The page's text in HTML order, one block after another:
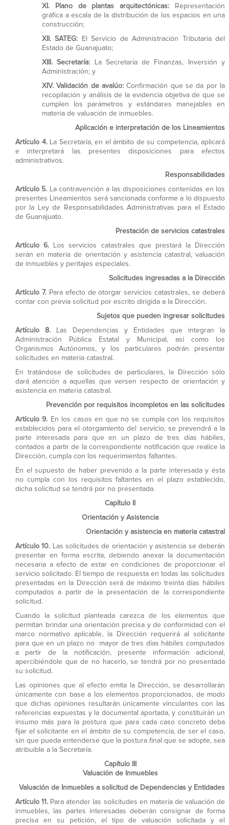
XI. Plano de plantas arquitectónicas: Representación
gráfica a escala de la distribución de los espacios en una
construcción;
XII.SATEG: El Servicio de Administración Tributaria del
Estado de Guanajuato;
XIII.Secretaría: La Secretaría de Finanzas, Inversión y
Administración; y
XIV.Validación de avalúo: Confirmación que se da por la
recopilación y análisis de la evidencia objetiva de que se
cumplen los parámetros y estándares manejables en
materia de valuación de inmuebles.
Aplicación e interpretación de los Lineamientos
Artículo 4.La Secretaría, en el ámbito de su competencia, aplicará
e interpretará las presentes disposiciones para efectos
administrativos.
Responsabilidades
Artículo 5. La contravención a las disposiciones contenidas en los
presentes Lineamientos será sancionada conforme a lo dispuesto
por la Ley de Responsabilidades Administrativas para el Estado
de Guanajuato.
Prestación de servicios catastrales
Artículo 6. Los servicios catastrales que prestará la Dirección
serán en materia de orientación y asistencia catastral, valuación
de inmuebles y peritajes especiales.
Solicitudes ingresadas a la Dirección
Artículo 7.Para efecto de otorgar servicios catastrales, se deberá
contar con previa solicitud por escrito dirigida a la Dirección.
Sujetos que pueden ingresar solicitudes
Artículo 8. Las Dependencias y Entidades que integran la
Administración Pública Estatal y Municipal, así como los
Organismos Autónomos, y los particulares podrán presentar
solicitudes en materia catastral.
En tratándose de solicitudes de particulares, la Dirección sólo
dará atención a aquellas que versen respecto de orientación y
asistencia en materia catastral.
Prevención por requisitos incompletos en las solicitudes
Artículo 9. En los casos en que no se cumpla con los requisitos
establecidos para el otorgamiento del servicio, se prevendrá a la
parte interesada para que en un plazo de tres días hábiles,
contados a partir de la correspondiente notificación que realice la
Dirección, cumpla con los requerimientos faltantes.
En el supuesto de haber prevenido a la parte interesada y ésta
no cumpla con los requisitos faltantes en el plazo establecido,
dicha solicitud se tendrá por no presentada.
Capítulo II
Orientación y Asistencia
Orientación y asistencia en materia catastral
Artículo 10. Las solicitudes de orientación y asistencia se deberán
presentar en forma escrita, debiendo anexar la documentación
necesaria a efecto de estar en condiciones de proporcionar el
servicio solicitado. El tiempo de respuesta en todas las solicitudes
presentadas en la Dirección será de máximo treinta días hábiles
computados a partir de la presentación de la correspondiente
solicitud.
Cuando la solicitud planteada carezca de los elementos que
permitan brindar una orientación precisa y de conformidad con el
marco normativo aplicable, la Dirección requerirá al solicitante
para que en un plazo no mayor de tres días hábiles computados
a partir de la notificación, presente información adicional,
apercibiéndole que de no hacerlo, se tendrá por no presentada
su solicitud.
Las opiniones que al efecto emita la Dirección, se desarrollarán
únicamente con base a los elementos proporcionados, de modo
que dichas opiniones resultarán únicamente vinculantes con las
referencias expuestas y la documental aportada, y constituirán un
insumo más para la postura que para cada caso concreto deba
fijar el solicitante en el ámbito de su competencia, de ser el caso,
sin que pueda entenderse que la postura final que se adopte, sea
atribuible a la Secretaría.
Capítulo III
Valuación de Inmuebles
Valuación de Inmuebles a solicitud de Dependencias y Entidades
Artículo 11. Para atender las solicitudes en materia de valuación de
inmuebles, las partes interesadas deberán consignar de forma
precisa en su petición, el tipo de valuación solicitada y el